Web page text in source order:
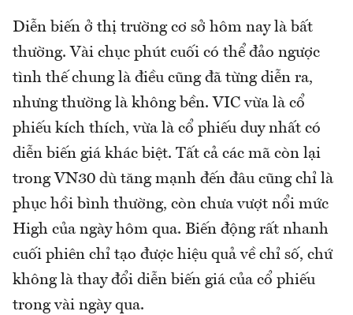
Diễn biến ở thị trường cơ sở hôm nay là bất
thường. Vài chục phút cuối có thể đảo ngược
tình thế chung là điều cũng đã từng diễn ra,
nhưng thường là không bền. VIC vừa là cổ
phiếu kích thích, vừa là cổ phiếu duy nhất có
diễn biến giá khác biệt. Tất cả các mã còn lại
trong VN30 dù tăng mạnh đến đâu cũng chỉ là
phục hồi bình thường, còn chưa vượt nổi mức
High của ngày hôm qua. Biến động rất nhanh
cuối phiên chỉ tạo được hiệu quả về chỉ số, chứ
không là thay đổi diễn biến giá của cổ phiếu
trong vài ngày qua.